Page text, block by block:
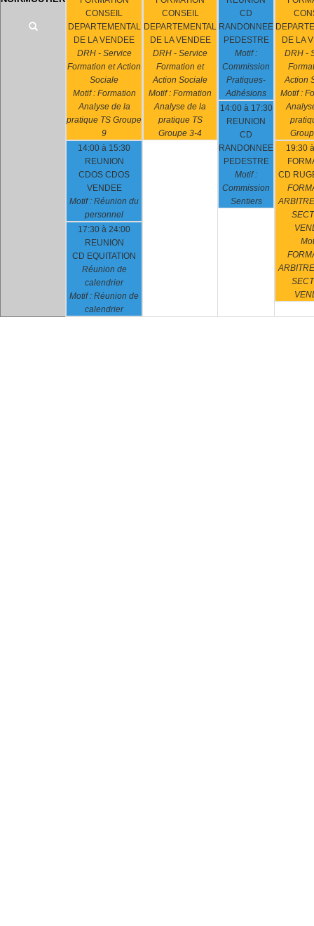
CONSEIL
DEPARTEMENTAL
DE LA VENDEE
DRH - Service
Formation et Action
Sociale
Motif : Formation
Analyse de la
pratique TS Groupe
9
14:00 à 15:30
REUNION
CDOS CDOS
VENDEE
Motif : Réunion du
personnel
17:30 à 24:00
REUNION
CD EQUITATION
Réunion de
calendrier
Motif : Réunion de
calendrier
CONSEIL
DEPARTEMENTAL
DE LA VENDEE
DRH - Service
Formation et
Action Sociale
Motif : Formation
Analyse de la
pratique TS
Groupe 3-4
CD
RANDONNEE
PEDESTRE
Motif :
Commission
Pratiques-
Adhésions
14:00 à 17:30
REUNION
CD
RANDONNEE
PEDESTRE
Motif :
Commission
Sentiers
DE LA
DRH -
Action
Motif :
19:30
CD